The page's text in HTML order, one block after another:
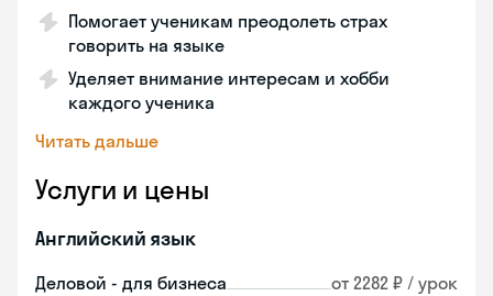
Помогает ученикам преодолеть страх
говорить на языке
Уделяет внимание интересам и хобби
каждого ученика
Читать дальше
Услуги и цены
Английский язык
Деловой - для бизнеса от 2282 ₽ / урок